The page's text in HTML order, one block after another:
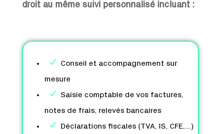
droit au même suivi personnalisé incluant :
N
Conseil et accompagnement sur
mesure
N
Saisie comptable de vos factures,
notes de frais, relevés bancaires
N Déclarations fiscales (TVA, IS, CFE,...)